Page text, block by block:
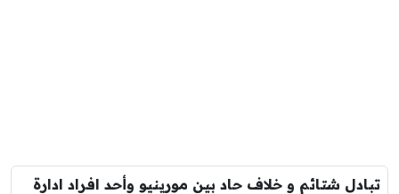
تبادل شتائم و خلاف حاد بين مورينيو وأحد افراد ادارة